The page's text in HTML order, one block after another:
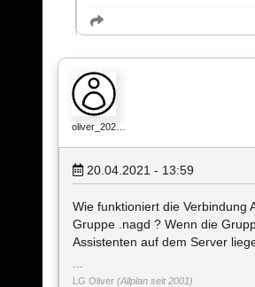
oliver_202…
20.04.2021 - 13:59
Wie funktioniert die Verbindung
Gruppe .nagd ? Wenn die
Assistenten auf dem Server
LG Oliver (Allplan seit 2001)